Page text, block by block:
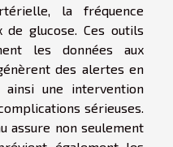
la fréquence
glucose. Ces outils
les données aux
des alertes en
ainsi une intervention
sérieuses.
assure non seulement